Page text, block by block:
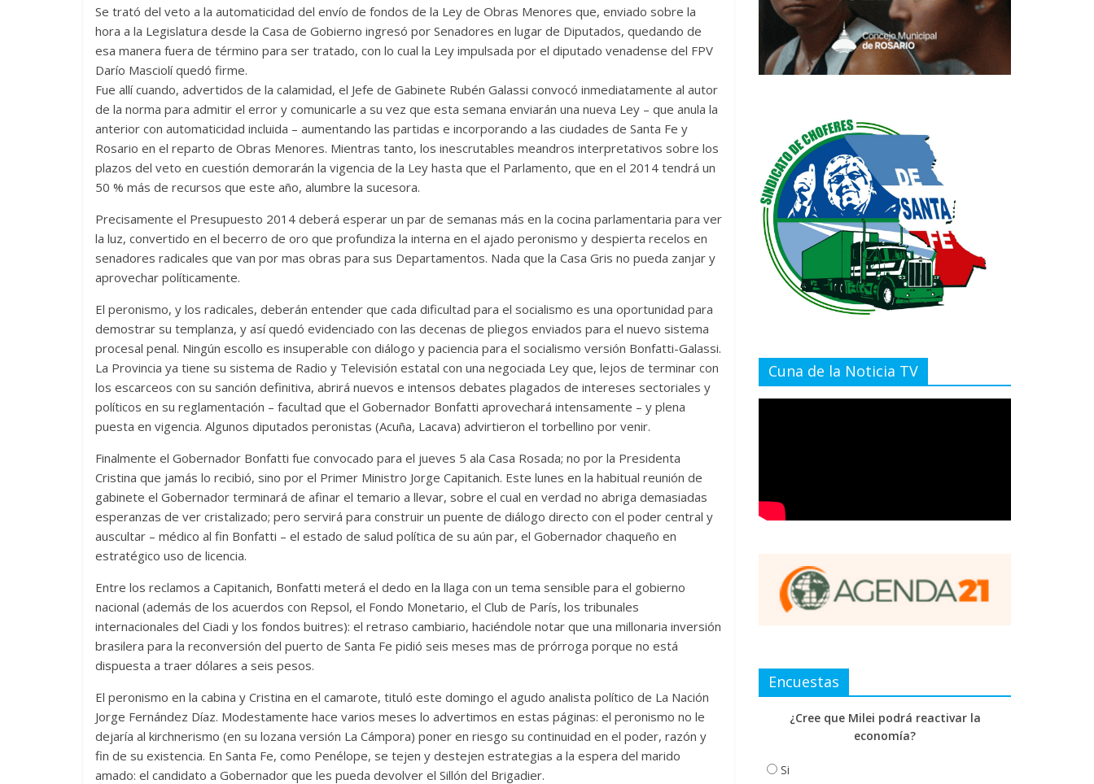
Se trató del veto a la automaticidad del envío de fondos de la Ley de Obras Menores que, enviado sobre la
hora a la Legislatura desde la Casa de Gobierno ingresó por Senadores en lugar de Diputados, quedando de
esa manera fuera de término para ser tratado, con lo cual la Ley impulsada por el diputado venadense del FPV
Darío Masciolí quedó firme.
Fue allí cuando, advertidos de la calamidad, el Jefe de Gabinete Rubén Galassi convocó inmediatamente al autor
de la norma para admitir el error y comunicarle a su vez que esta semana enviarán una nueva Ley – que anula la
anterior con automaticidad incluida – aumentando las partidas e incorporando a las ciudades de Santa Fe y
Rosario en el reparto de Obras Menores. Mientras tanto, los inescrutables meandros interpretativos sobre los
plazos del veto en cuestión demorarán la vigencia de la Ley hasta que el Parlamento, que en el 2014 tendrá un
50 % más de recursos que este año, alumbre la sucesora.
Precisamente el Presupuesto 2014 deberá esperar un par de semanas más en la cocina parlamentaria para ver
la luz, convertido en el becerro de oro que profundiza la interna en el ajado peronismo y despierta recelos en
senadores radicales que van por mas obras para sus Departamentos. Nada que la Casa Gris no pueda zanjar y
aprovechar políticamente.
El peronismo, y los radicales, deberán entender que cada dificultad para el socialismo es una oportunidad para
demostrar su templanza, y así quedó evidenciado con las decenas de pliegos enviados para el nuevo sistema
procesal penal. Ningún escollo es insuperable con diálogo y paciencia para el socialismo versión Bonfatti-Galassi.
La Provincia ya tiene su sistema de Radio y Televisión estatal con una negociada Ley que, lejos de terminar con
los escarceos con su sanción definitiva, abrirá nuevos e intensos debates plagados de intereses sectoriales y
políticos en su reglamentación – facultad que el Gobernador Bonfatti aprovechará intensamente – y plena
puesta en vigencia. Algunos diputados peronistas (Acuña, Lacava) advirtieron el torbellino por venir.
Finalmente el Gobernador Bonfatti fue convocado para el jueves 5 ala Casa Rosada; no por la Presidenta
Cristina que jamás lo recibió, sino por el Primer Ministro Jorge Capitanich. Este lunes en la habitual reunión de
gabinete el Gobernador terminará de afinar el temario a llevar, sobre el cual en verdad no abriga demasiadas
esperanzas de ver cristalizado; pero servirá para construir un puente de diálogo directo con el poder central y
auscultar – médico al fin Bonfatti – el estado de salud política de su aún par, el Gobernador chaqueño en
estratégico uso de licencia.
Entre los reclamos a Capitanich, Bonfatti meterá el dedo en la llaga con un tema sensible para el gobierno
nacional (además de los acuerdos con Repsol, el Fondo Monetario, el Club de París, los tribunales
internacionales del Ciadi y los fondos buitres): el retraso cambiario, haciéndole notar que una millonaria inversión
brasilera para la reconversión del puerto de Santa Fe pidió seis meses mas de prórroga porque no está
dispuesta a traer dólares a seis pesos.
El peronismo en la cabina y Cristina en el camarote, tituló este domingo el agudo analista político de La Nación
Jorge Fernández Díaz. Modestamente hace varios meses lo advertimos en estas páginas: el peronismo no le
dejaría al kirchnerismo (en su lozana versión La Cámpora) poner en riesgo su continuidad en el poder, razón y
fin de su existencia. En Santa Fe, como Penélope, se tejen y destejen estrategias a la espera del marido
amado: el candidato a Gobernador que les pueda devolver el Sillón del Brigadier.
Cuna de la Noticia TV
Encuestas
¿Cree que Milei podrá reactivar la
economía?
Si